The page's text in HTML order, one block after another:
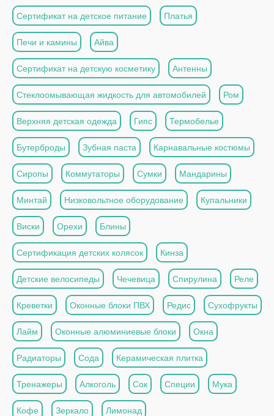
Сертификат на детское питание Платья
Печи и камины Айва
Сертификат на детскую косметику Антенны
Стеклоомывающая жидкость для автомобилей Ром
Верхняя детская одежда Гипс Термобелье
Бутерброды Зубная паста Карнавальные костюмы
Сиропы Коммутаторы Сумки Мандарины
Минтай Низковольтное оборудование Купальники
Виски Орехи Блины
Сертификация детских колясок Кинза
Детские велосипеды Чечевица Спирулина Реле
Креветки Оконные блоки ПВХ Редис Сухофрукты
Лайм Оконные алюминиевые блоки Окна
Радиаторы Сода Керамическая плитка
Тренажеры Алкоголь Сок Специи Мука
Кофе Зеркало Лимонад